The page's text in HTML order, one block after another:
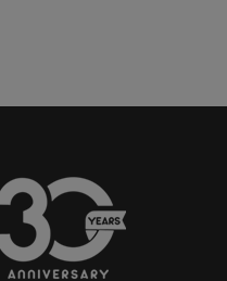
e le schede tecniche è
ancora non hai un
del tuo profilo e